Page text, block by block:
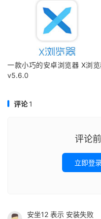
一款小巧的安卓浏览器 X浏
v5.6.0
评论1
评论
立即登
安坐12 表示 安装失败